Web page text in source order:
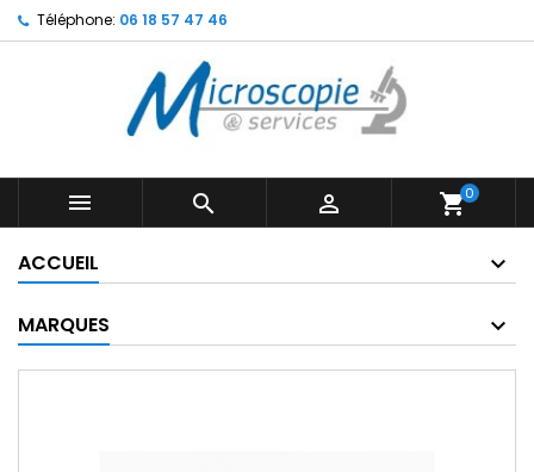
Téléphone: 06 18 57 47 46
   shopping_cart0
ACCUEIL
MARQUES